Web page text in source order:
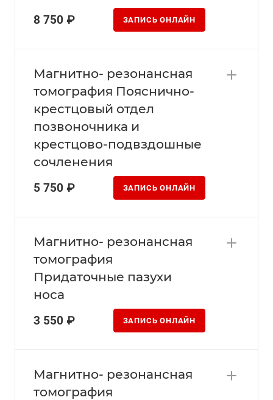
8 750 ₽ ЗАПИСЬ ОНЛАЙН
Магнитно- резонансная
томография Пояснично-
крестцовый отдел
позвоночника и
крестцово-подвздошные
сочленения
5 750 ₽ ЗАПИСЬ ОНЛАЙН
Магнитно- резонансная
томография
Придаточные пазухи
носа
3 550 ₽ ЗАПИСЬ ОНЛАЙН
Магнитно- резонансная
томография